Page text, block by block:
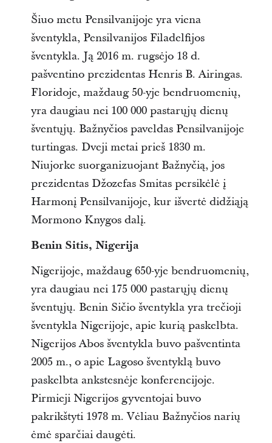
Šiuo metu Pensilvanijoje yra viena
šventykla, Pensilvanijos Filadelfijos
šventykla. Ją 2016 m. rugsėjo 18 d.
pašventino prezidentas Henris B. Airingas.
Floridoje, maždaug 50-yje bendruomenių,
yra daugiau nei 100 000 pastarųjų dienų
šventųjų. Bažnyčios paveldas Pensilvanijoje
turtingas. Dveji metai prieš 1830 m.
Niujorke suorganizuojant Bažnyčią, jos
prezidentas Džozefas Smitas persikėlė į
Harmonį Pensilvanijoje, kur išvertė didžiąją
Mormono Knygos dalį.
Benin Sitis, Nigerija
Nigerijoje, maždaug 650-yje bendruomenių,
yra daugiau nei 175 000 pastarųjų dienų
šventųjų. Benin Sičio šventykla yra trečioji
šventykla Nigerijoje, apie kurią paskelbta.
Nigerijos Abos šventykla buvo pašventinta
2005 m., o apie Lagoso šventyklą buvo
paskelbta ankstesnėje konferencijoje.
Pirmieji Nigerijos gyventojai buvo
pakrikštyti 1978 m. Vėliau Bažnyčios narių
ėmė sparčiai daugėti.